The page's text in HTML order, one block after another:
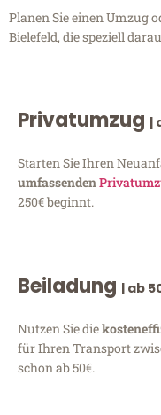
Planen Sie einen Umzug
Bielefeld, die speziell
Privatumzug |
Starten Sie Ihren
umfassenden
250€ beginnt.
Beiladung | ab
Nutzen Sie die
für Ihren Transport
schon ab 50€.